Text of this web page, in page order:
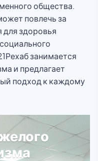
общества.
повлечь за
для здоровья
занимается
и предлагает
подход к каждому